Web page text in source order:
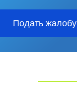
Подать жалобу